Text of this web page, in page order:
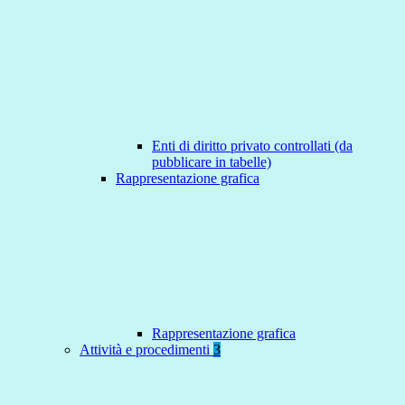
Enti di diritto privato controllati (da
pubblicare in tabelle)
Rappresentazione grafica
Rappresentazione grafica
Attività e procedimenti 3